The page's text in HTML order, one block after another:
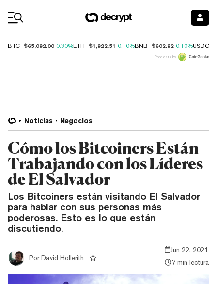
BTC $65,092.00 0.30%ETH $1,922.51 0.10%BNB $602.92 0.10%USDC
Price data by
Noticias Negocios
Cómo los Bitcoiners Están
Trabajando con los Líderes
de El Salvador
Los Bitcoiners están visitando El Salvador
para hablar con sus personas más
poderosas. Esto es lo que están
discutiendo.
Por David Hollerith
Jun 22, 2021
7 min lectura